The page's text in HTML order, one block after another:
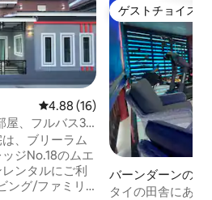
レビュー16件、5つ星中4.88つ
4.88 (16)
屋、フルバス3
、ブリーラム
ジNo.18のムエ
ンタルにご利
ング/ファミリ
ゲストチョイス
ゲストチョイス
バーンダーンの一
タイの田舎にある